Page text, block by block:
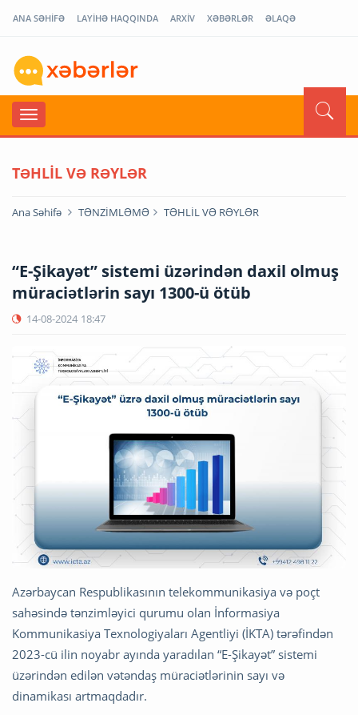
ANA SƏHİFƏ LAYİHƏ HAQQINDA ARXİV XƏBƏRLƏR ƏLAQƏ
TƏHLİL VƏ RƏYLƏR
Ana Səhifə TƏNZİMLƏMƏ TƏHLİL VƏ RƏYLƏR
“E-Şikayət” sistemi üzərindən daxil olmuş
müraciətlərin sayı 1300-ü ötüb
14-08-2024 18:47
Azərbaycan Respublikasının telekommunikasiya və poçt
sahəsində tənzimləyici qurumu olan İnformasiya
Kommunikasiya Texnologiyaları Agentliyi (İKTA) tərəfindən
2023-cü ilin noyabr ayında yaradılan “E-Şikayət” sistemi
üzərindən edilən vətəndaş müraciətlərinin sayı və
dinamikası artmaqdadır.